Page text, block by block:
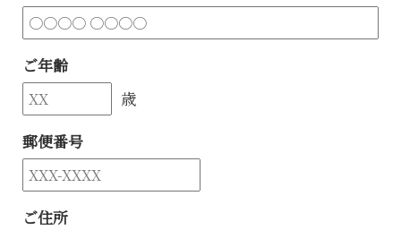
ご年齢
歳
郵便番号
ご住所